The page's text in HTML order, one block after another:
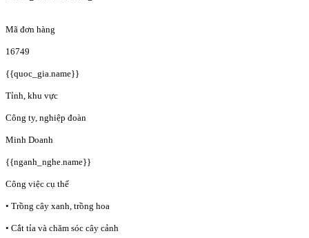
Mã đơn hàng
16749
{{quoc_gia.name}}
Tỉnh, khu vực
Công ty, nghiệp đoàn
Minh Doanh
{{nganh_nghe.name}}
Công việc cụ thể
• Trồng cây xanh, trồng hoa
• Cắt tỉa và chăm sóc cây cảnh